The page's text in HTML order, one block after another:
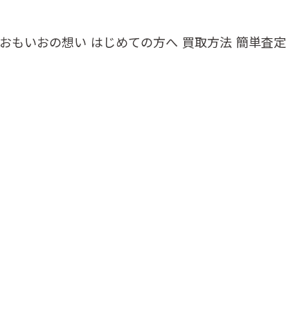
おもいおの想い はじめての方へ 買取方法 簡単査定